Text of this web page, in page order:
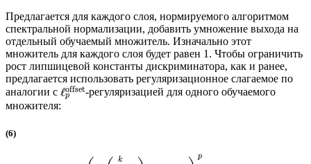
Предлагается для каждого слоя, нормируемого алгоритмом
спектральной нормализации, добавить умножение выхода на
отдельный обучаемый множитель. Изначально этот
множитель для каждого слоя будет равен 1. Чтобы ограничить
рост липшицевой константы дискриминатора, как и ранее,
предлагается использовать регуляризационное слагаемое по
аналогии с ℓoffset
p
-регуляризацией для одного обучаемого
множителя:
(6)
k p